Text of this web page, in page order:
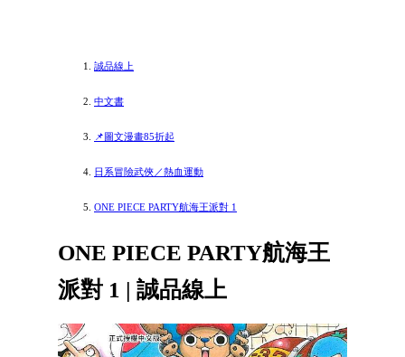
誠品線上
中文書
📌圖文漫畫85折起
日系冒險武俠／熱血運動
ONE PIECE PARTY航海王派對 1
ONE PIECE PARTY航海王
派對 1 | 誠品線上